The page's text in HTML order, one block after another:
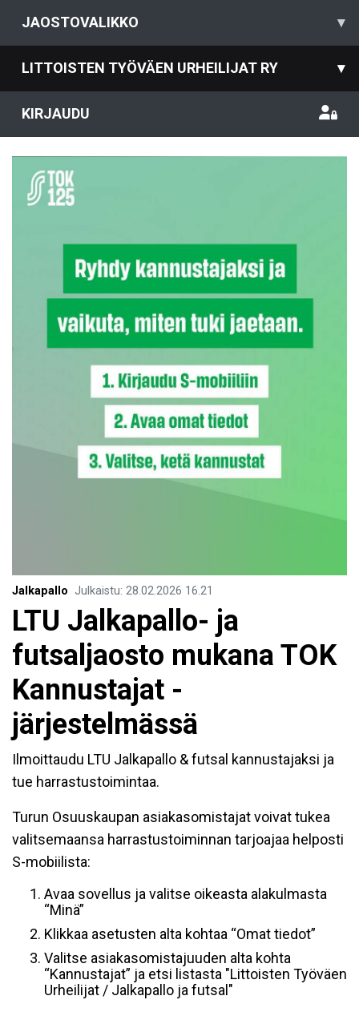
JAOSTOVALIKKO ▾
LITTOISTEN TYÖVÄEN URHEILIJAT RY ▾
KIRJAUDU
Jalkapallo Julkaistu: 28.02.2026 16.21
LTU Jalkapallo- ja
futsaljaosto mukana TOK
Kannustajat -
järjestelmässä
Ilmoittaudu LTU Jalkapallo & futsal kannustajaksi ja
tue harrastustoimintaa.
Turun Osuuskaupan asiakasomistajat voivat tukea
valitsemaansa harrastustoiminnan tarjoajaa helposti
S-mobiilista:
Avaa sovellus ja valitse oikeasta alakulmasta
“Minä”
Klikkaa asetusten alta kohtaa “Omat tiedot”
Valitse asiakasomistajuuden alta kohta
“Kannustajat” ja etsi listasta "Littoisten Työväen
Urheilijat / Jalkapallo ja futsal"